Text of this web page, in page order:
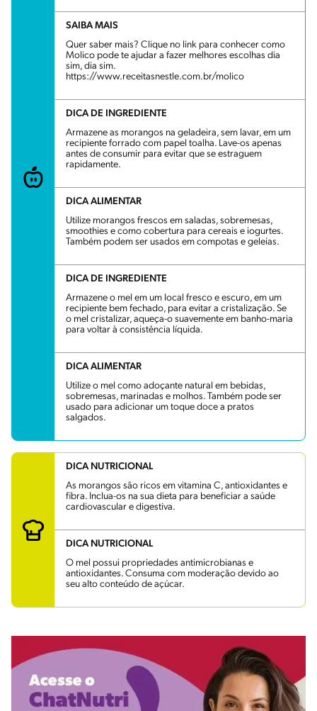
SAIBA MAIS
Quer saber mais? Clique no link para conhecer como
Molico pode te ajudar a fazer melhores escolhas dia
sim, dia sim.
https://www.receitasnestle.com.br/molico
DICA DE INGREDIENTE
Armazene as morangos na geladeira, sem lavar, em um
recipiente forrado com papel toalha. Lave-os apenas
antes de consumir para evitar que se estraguem
rapidamente.
DICA ALIMENTAR
Utilize morangos frescos em saladas, sobremesas,
smoothies e como cobertura para cereais e iogurtes.
Também podem ser usados em compotas e geleias.
DICA DE INGREDIENTE
Armazene o mel em um local fresco e escuro, em um
recipiente bem fechado, para evitar a cristalização. Se
o mel cristalizar, aqueça-o suavemente em banho-maria
para voltar à consistência líquida.
DICA ALIMENTAR
Utilize o mel como adoçante natural em bebidas,
sobremesas, marinadas e molhos. Também pode ser
usado para adicionar um toque doce a pratos
salgados.
DICA NUTRICIONAL
As morangos são ricos em vitamina C, antioxidantes e
fibra. Inclua-os na sua dieta para beneficiar a saúde
cardiovascular e digestiva.
DICA NUTRICIONAL
O mel possui propriedades antimicrobianas e
antioxidantes. Consuma com moderação devido ao
seu alto conteúdo de açúcar.